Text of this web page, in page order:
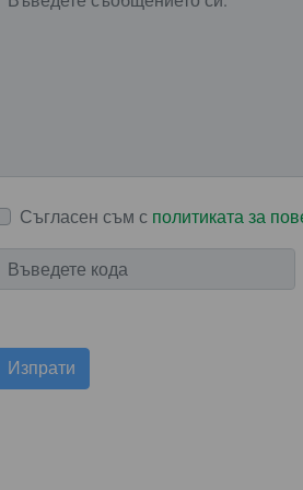
Съгласен съм с политиката за